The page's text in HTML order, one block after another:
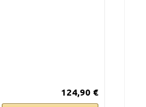
124,90 €